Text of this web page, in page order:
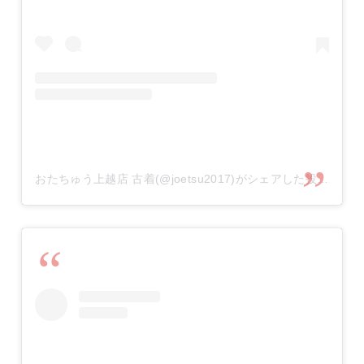
おたちゅう上越店 古着(@joetsu2017)がシェアした投稿